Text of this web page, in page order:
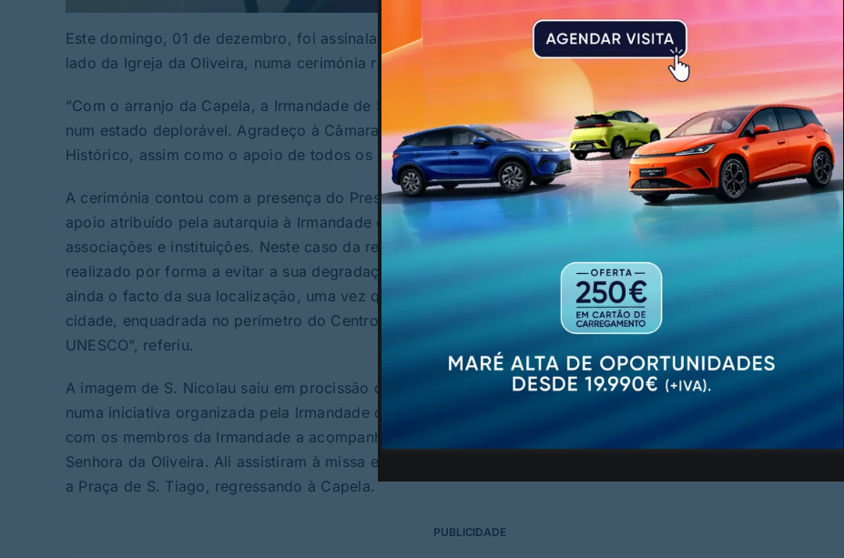
Este domingo, 01 de dezembro, foi assinalada a bênção das obras de remodelação na Capela de S. Nicolau,
lado da Igreja da Oliveira, numa cerimónia religiosa presidida pelo Arcebispo Primaz, D. Jorge Ortiga.
“Com o arranjo da Capela, a Irmandade de S. Nicolau ficou mais fortalecida, porque este espaço
num estado deplorável. Agradeço à Câmara Municipal de Guimarães pelo apoio nesta obra, por ser no
Histórico, assim como o apoio de todos os irmãos”, afirmou o juiz da Irmandade, Carlos Sousa.
A cerimónia contou com a presença do Presidente da Câmara Municipal, Domingos Bragança, que sublinhou
apoio atribuído pela autarquia à Irmandade de S. Nicolau. “A Câmara Municipal está aberta a apoiar as
associações e instituições. Neste caso da requalificação e restauro da Capela de São Nicolau, houve um
realizado por forma a evitar a sua degradação e dotá-la de maior dignidade e até visibilidade pública.
ainda o facto da sua localização, uma vez que a Capela de S. Nicolau está integrada no património cultural
cidade, enquadrada no perímetro do Centro Histórico classificado como património Cultural da Humanidade
UNESCO”, referiu.
A imagem de S. Nicolau saiu em procissão da capela onde se venera, em pleno Centro Histórico de
numa iniciativa organizada pela Irmandade de S. Nicolau. As solenidades em honra do padroeiro cumpriram-
com os membros da Irmandade a acompanharem o andor com o patrono dos estudantes até à igreja de
Senhora da Oliveira. Ali assistiram à missa e, depois, a procissão de S. Nicolau percorreu a Rua de Santa
a Praça de S. Tiago, regressando à Capela.
PUBLICIDADE